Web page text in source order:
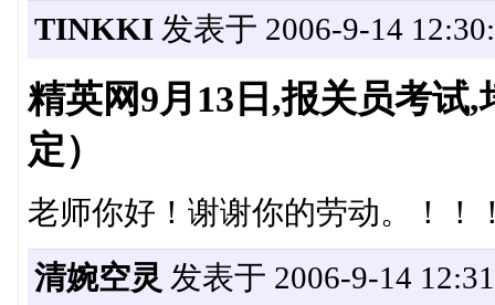
TINKKI发表于 2006-9-14
精英网9月13日,报关员考试
定）
老师你好！谢谢你的劳动。！！
清婉空灵 发表于 2006-9-14